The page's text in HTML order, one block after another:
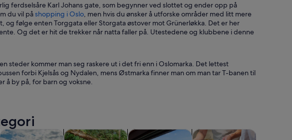
ferdselsåre Karl Johans gate, som begynner ved slottet og ender opp på
du vil påshopping i Oslo, men hvis du ønsker å utforske områder med litt mere
og følge enten Torggata eller Storgata østover mot Grünerløkka. Det er her
Og det er hit de trekker når natta faller på. Utestedene og klubbene i denne
steder kommer man seg raskere ut i det fri enn i Oslomarka. Det lettest
forbi Kjelsås og Nydalen, mens Østmarka finner man om man tar T-banen til
å by på, for barn og voksne.
turer Åpnes i en ny fane
og friluftslivÅpnes i en ny fane
VannaktiviteterÅpnes i en ny fane
Cruise og båtturerÅpnes i en ny fane
Mat, drikke og uteliv